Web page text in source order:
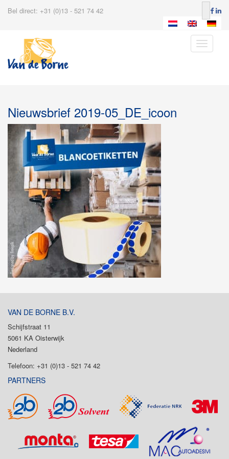
Bel direct: +31 (0)13 - 521 74 42
Toggle
Nieuwsbrief 2019-05_DE_icoon
VAN DE BORNE B.V.
Schijfstraat 11
5061 KA Oisterwijk
Nederland
Telefoon: +31 (0)13 - 521 74 42
PARTNERS